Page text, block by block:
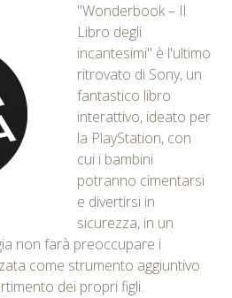
"Wonderbook – Il
Libro degli
incantesimi" è l'ultimo
ritrovato di Sony, un
fantastico libro
interattivo, ideato per
la PlayStation, con
cui i bambini
potranno cimentarsi
e divertirsi in
sicurezza, in un
non farà preoccupare i
come strumento aggiuntivo
dei propri figli.